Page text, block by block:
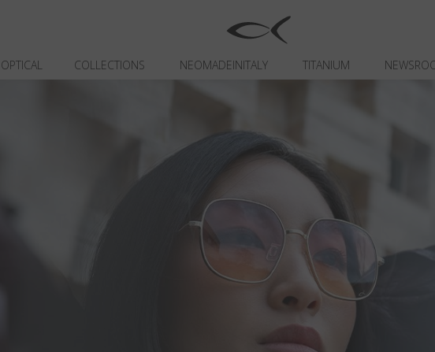
OPTICAL COLLECTIONS NEOMADEINITALY TITANIUM